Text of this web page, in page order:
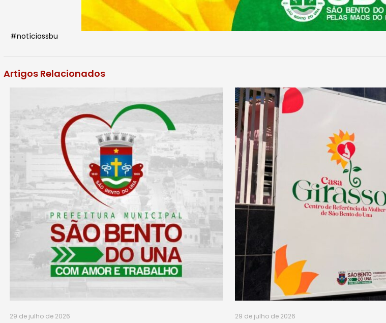
#notíciassbu
Artigos Relacionados
29 de julho de 2026 29 de julho de 2026